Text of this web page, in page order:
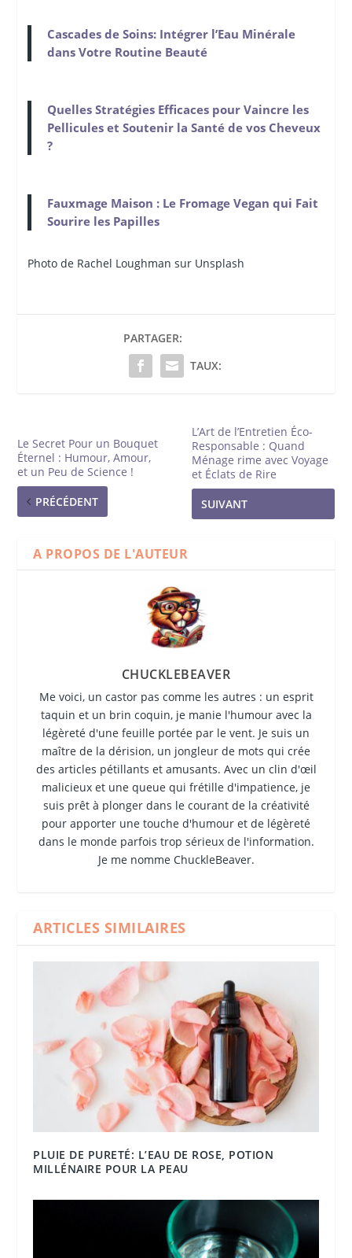
Cascades de Soins: Intégrer l’Eau Minérale
dans Votre Routine Beauté
Quelles Stratégies Efficaces pour Vaincre les
Pellicules et Soutenir la Santé de vos Cheveux
?
Fauxmage Maison : Le Fromage Vegan qui Fait
Sourire les Papilles
Photo de Rachel Loughman sur Unsplash
PARTAGER:
TAUX:
Le Secret Pour un Bouquet
Éternel : Humour, Amour,
et un Peu de Science !
PRÉCÉDENT
L’Art de l’Entretien Éco-
Responsable : Quand
Ménage rime avec Voyage
et Éclats de Rire
SUIVANT
A PROPOS DE L'AUTEUR
CHUCKLEBEAVER
Me voici, un castor pas comme les autres : un esprit
taquin et un brin coquin, je manie l'humour avec la
légèreté d'une feuille portée par le vent. Je suis un
maître de la dérision, un jongleur de mots qui crée
des articles pétillants et amusants. Avec un clin d'œil
malicieux et une queue qui frétille d'impatience, je
suis prêt à plonger dans le courant de la créativité
pour apporter une touche d'humour et de légèreté
dans le monde parfois trop sérieux de l'information.
Je me nomme ChuckleBeaver.
ARTICLES SIMILAIRES
PLUIE DE PURETÉ: L’EAU DE ROSE, POTION
MILLÉNAIRE POUR LA PEAU